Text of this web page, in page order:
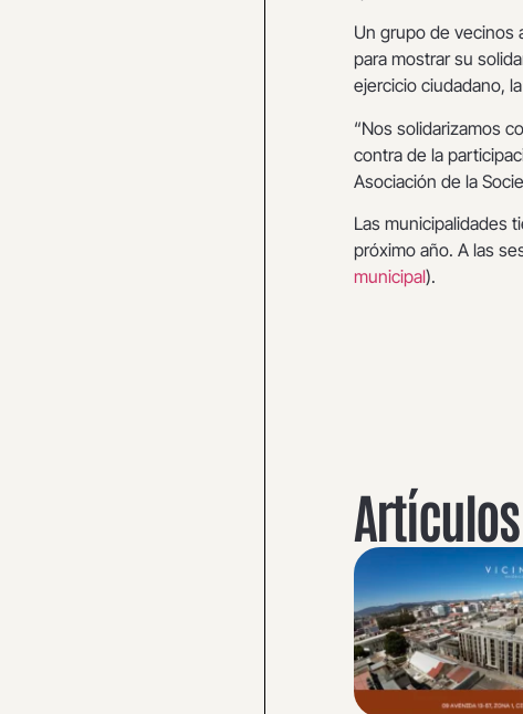
Un grupo de vecinos
para mostrar su
ejercicio ciudadano,
“Nos solidarizamos
contra de la
Asociación de la
Las municipalidades
próximo año. A las
municipal).